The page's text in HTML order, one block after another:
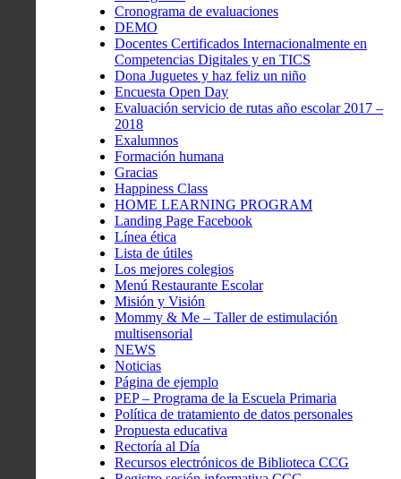
Cronograma de evaluaciones
DEMO
Docentes Certificados Internacionalmente en
Competencias Digitales y en TICS
Dona Juguetes y haz feliz un niño
Encuesta Open Day
Evaluación servicio de rutas año escolar 2017 –
2018
Exalumnos
Formación humana
Gracias
Happiness Class
HOME LEARNING PROGRAM
Landing Page Facebook
Línea ética
Lista de útiles
Los mejores colegios
Menú Restaurante Escolar
Misión y Visión
Mommy & Me – Taller de estimulación
multisensorial
NEWS
Noticias
Página de ejemplo
PEP – Programa de la Escuela Primaria
Política de tratamiento de datos personales
Propuesta educativa
Rectoría al Día
Recursos electrónicos de Biblioteca CCG